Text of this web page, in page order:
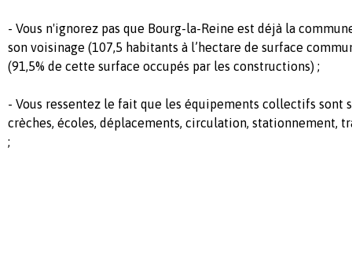
- Vous n'ignorez pas que Bourg-la-Reine est déjà la
son voisinage (107,5 habitants à l’hectare de surface
(91,5% de cette surface occupés par les constructions) ;
- Vous ressentez le fait que les équipements collectifs sont
crèches, écoles, déplacements, circulation, stationnement,
;